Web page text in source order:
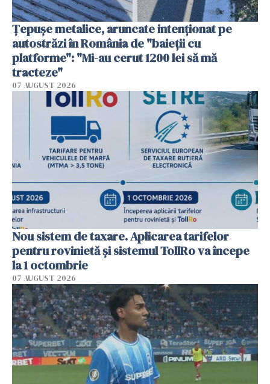
Țepușe metalice, aruncate intenționat pe
autostrăzi în România de "baieții cu
platforme": "Mi-au cerut 1200 lei să mă
tracteze"
07 AUGUST 2026
Nou sistem de taxare. Aplicarea tarifelor
pentru rovinietă şi sistemul TollRo va începe
la 1 octombrie
07 AUGUST 2026